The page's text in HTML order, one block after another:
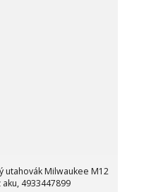
utahovák Milwaukee M12
aku, 4933447899